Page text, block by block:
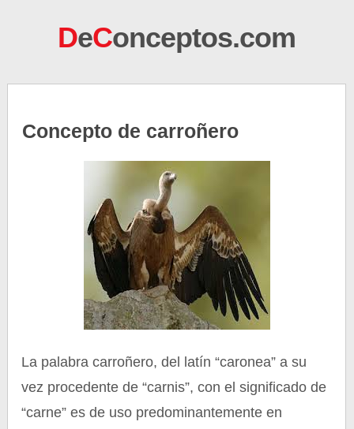
DeConceptos.com
Concepto de carroñero
La palabra carroñero, del latín “caronea” a su
vez procedente de “carnis”, con el significado de
“carne” es de uso predominantemente en